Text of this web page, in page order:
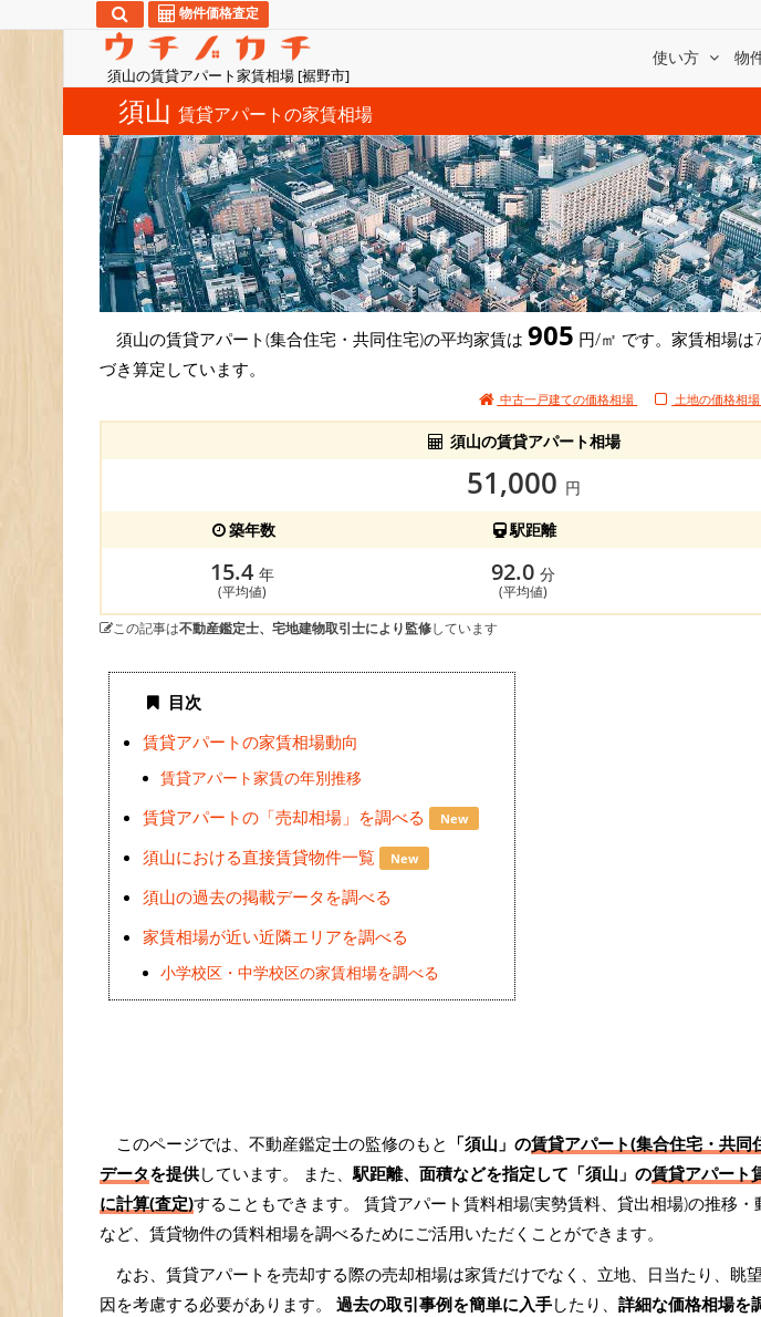
須山の賃貸アパート家賃相場 [裾野市]
使い方 物
物件価格査定
須山 賃貸アパートの家賃相場
須山の賃貸アパート(集合住宅・共同住宅)の平均家賃は 905 円/㎡ です。家賃相場
づき算定しています。
中古一戸建ての価格相場 土地の価格相場
須山の賃貸アパート相場
51,000 円
築年数
駅距離
15.4 年
(平均値)
92.0 分
(平均値)
この記事は不動産鑑定士、宅地建物取引士により監修しています
目次
賃貸アパートの家賃相場動向
賃貸アパート家賃の年別推移
賃貸アパートの「売却相場」を調べる New
須山における直接賃貸物件一覧 New
須山の過去の掲載データを調べる
家賃相場が近い近隣エリアを調べる
小学校区・中学校区の家賃相場を調べる
このページでは、不動産鑑定士の監修のもと 「須山」の賃貸アパート(集合住宅・共同
データを提供しています。 また、 駅距離、面積などを指定して「須山」の賃貸アパート
に計算(査定)することもできます。 賃貸アパート賃料相場(実勢賃料、貸出相場)の推移
など、賃貸物件の賃料相場を調べるためにご活用いただくことができます。
なお、賃貸アパートを売却する際の売却相場は家賃だけでなく、立地、日当たり、眺
因を考慮する必要があります。 過去の取引事例を簡単に入手したり、 詳細な価格相場を